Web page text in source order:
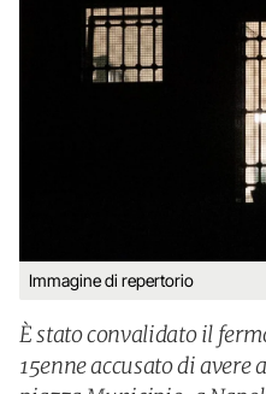
Immagine di repertorio
È stato convalidato il
15enne accusato di avere